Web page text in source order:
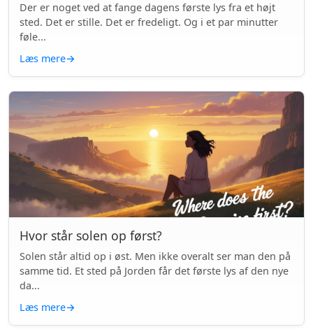
Der er noget ved at fange dagens første lys fra et højt
sted. Det er stille. Det er fredeligt. Og i et par minutter
føle...
Læs mere→
Hvor står solen op først?
Solen står altid op i øst. Men ikke overalt ser man den på
samme tid. Et sted på Jorden får det første lys af den nye
da...
Læs mere→